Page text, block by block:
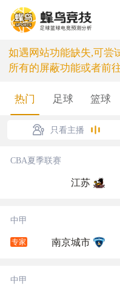
如遇网站功能缺失,可尝
所有的屏蔽功能或者前
热门 足球 篮球
只看主播
CBA夏季联赛
江苏
中甲
专家 南京城市
中甲